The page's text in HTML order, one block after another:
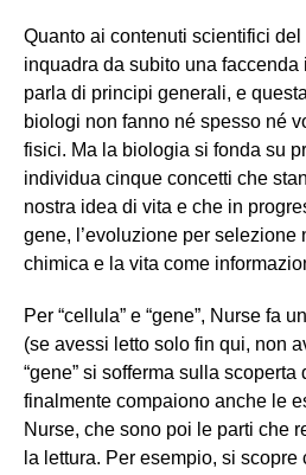
Quanto ai contenuti scientifici del
inquadra da subito una faccenda
parla di principi generali, e
biologi non fanno né spesso né
fisici. Ma la biologia si fonda su
individua cinque concetti che
nostra idea di vita e che in
gene, l’evoluzione per selezione
chimica e la vita come
Per “cellula” e “gene”, Nurse fa
(se avessi letto solo fin qui, non
“gene” si sofferma sulla
finalmente compaiono anche le
Nurse, che sono poi le parti che
la lettura. Per esempio, si scopre